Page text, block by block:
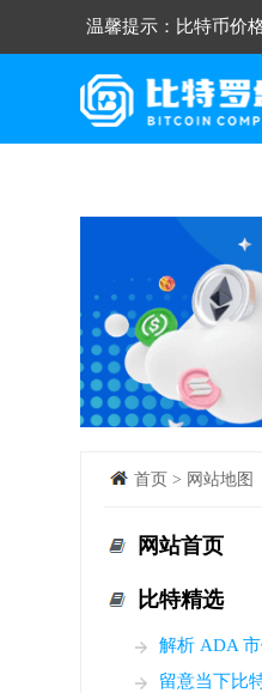
温馨提示：比特币价
首页 > 网站地图
网站首页
比特精选
解析 ADA
留意当下比